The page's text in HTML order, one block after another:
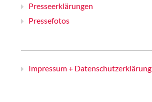
Presseerklärungen
Pressefotos
Impressum + Datenschutzerklärung